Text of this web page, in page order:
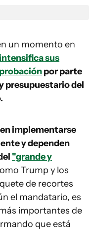
un momento en
intensifica sus
por parte
presupuestario del
implementarse
y dependen
"grande y
Trump y los
de recortes
el mandatario, es
importantes de
que está